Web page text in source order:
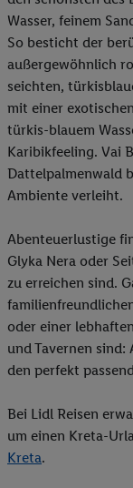
Wasser, feinem
So besticht der
außergewöhnlich
seichten,
mit einer
türkis-blauem
Karibikfeeling. Vai
Dattelpalmenwald
Ambiente verleiht.
Abenteuerlustige
Glyka Nera oder
zu erreichen sind.
oder einer
und Tavernen
den perfekt
Bei Lidl Reisen
um einen Kreta-
Kreta.